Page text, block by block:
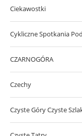
Ciekawostki
Cykliczne Spotkania
CZARNOGÓRA
Czechy
Czyste Góry Czyste